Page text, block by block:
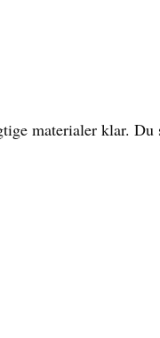
materialer klar. Du